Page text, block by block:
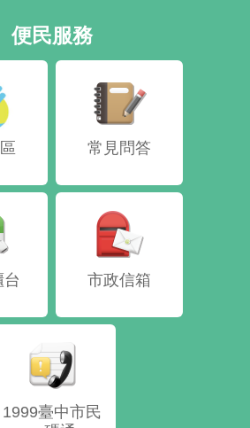
便民服務
常見問答
台 市政信箱
1999臺中市民